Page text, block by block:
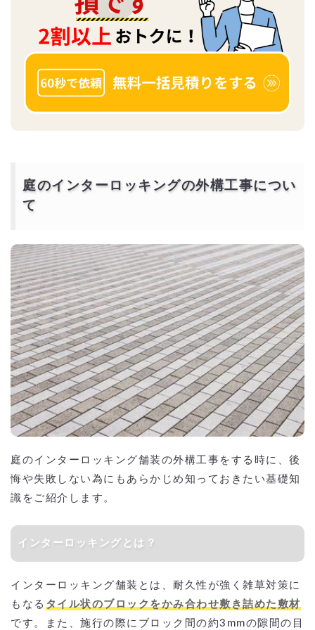
庭のインターロッキングの外構工事につい
て
庭のインターロッキング舗装の外構工事をする時に、後
悔や失敗しない為にもあらかじめ知っておきたい基礎知
識をご紹介します。
インターロッキングとは？
インターロッキング舗装とは、耐久性が強く雑草対策に
もなる タイル状のブロックをかみ合わせ敷き詰めた敷材
です。また、施行の際にブロック間の約3mmの隙間の目